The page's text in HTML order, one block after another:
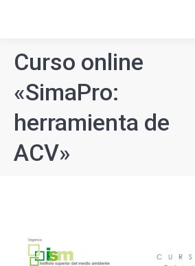
Curso online
«SimaPro:
herramienta de
ACV»